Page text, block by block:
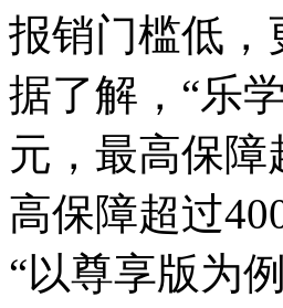
报销门槛低，
据了解，“乐
元，最高保障
高保障超过
“以尊享版为